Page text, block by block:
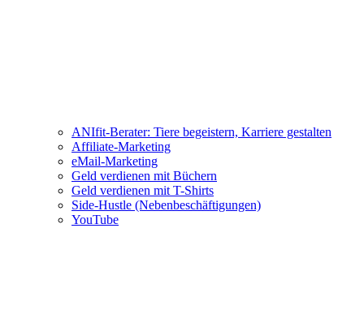
ANIfit-Berater: Tiere begeistern, Karriere gestalten
Affiliate-Marketing
eMail-Marketing
Geld verdienen mit Büchern
Geld verdienen mit T-Shirts
Side-Hustle (Nebenbeschäftigungen)
YouTube